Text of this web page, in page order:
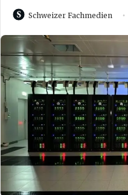
Schweizer Fachmedien